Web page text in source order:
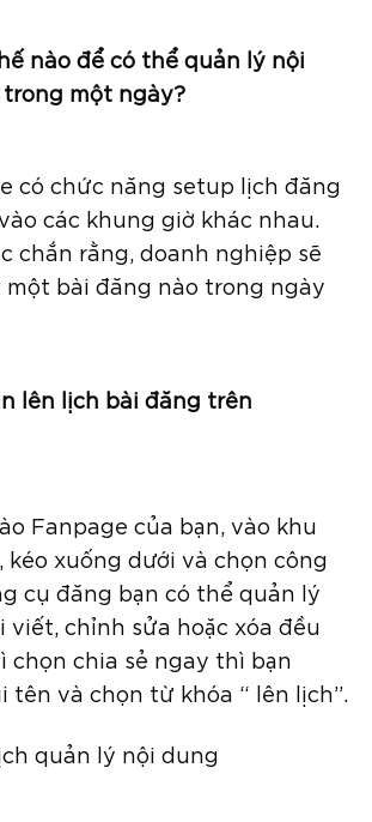
nào để có thể quản lý nội
một ngày?
có chức năng setup lịch đăng
các khung giờ khác nhau.
chắn rằng, doanh nghiệp sẽ
một bài đăng nào trong ngày
lên lịch bài đăng trên
Fanpage của bạn, vào khu
xuống dưới và chọn công
cụ đăng bạn có thể quản lý
viết, chỉnh sửa hoặc xóa đều
chọn chia sẻ ngay thì bạn
tên và chọn từ khóa “ lên lịch”.
quản lý nội dung